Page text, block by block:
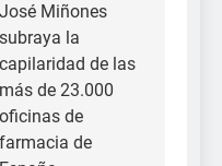
José Miñones
subraya la
capilaridad de las
más de 23.000
oficinas de
farmacia de